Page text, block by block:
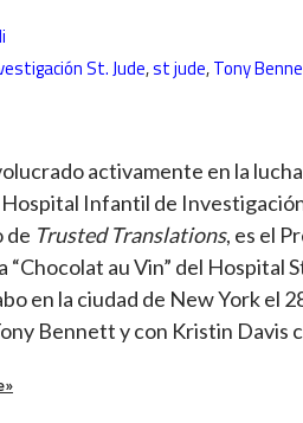
St. Jude,st jude,Tony
activamente en la
Infantil de
de Trusted Translations, es el
au Vin” del Hospital
en la ciudad de New York el
Bennett y con Kristin Davis